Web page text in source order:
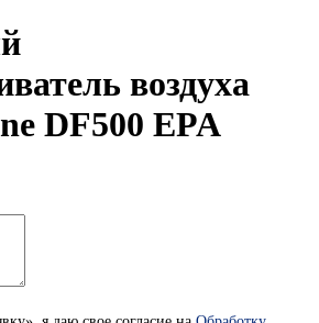
воздуха
DF500 EPA